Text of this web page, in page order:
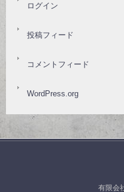
ログイン
投稿フィード
コメントフィード
WordPress.org
有限会